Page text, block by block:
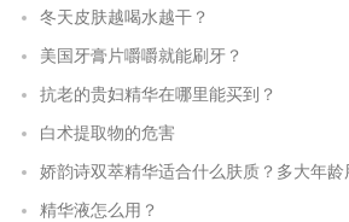
冬天皮肤越喝水越干？
美国牙膏片嚼嚼就能刷牙？
抗老的贵妇精华在哪里能买到？
白术提取物的危害
娇韵诗双萃精华适合什么肤质？多大年龄
精华液怎么用？